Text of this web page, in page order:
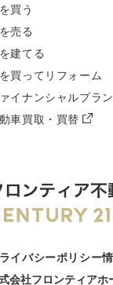
買う
売る
建てる
買ってリフォーム
イナンシャルプラン
車買取・買替
イバシーポリシー
会社フロンティアホ